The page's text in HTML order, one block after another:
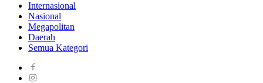
Internasional
Nasional
Megapolitan
Daerah
Semua Kategori